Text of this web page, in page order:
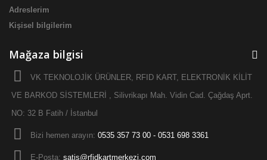
Adreslerim
Kişisel bilgilerim
Mağaza bilgisi
VK TEKNOLOJİK ÜRÜNLER, RFID KART, ELEKTRONİK KİLİT
VE BARKOD SİSTEMLERİ , Silivrikapı Mah. Vidin Cad. Çağdaş Aprt.
NO: 32 B Fatih / İstanbul
Bizi hemen arayın: 0535 357 73 00 - 0531 698 3361
E-Posta: satis@rfidkartmerkezi.com